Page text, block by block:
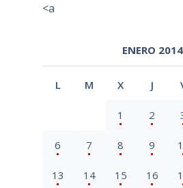
<a
ENERO 2014
L M X J
1 2
6 7 8 9
13 14 15 16